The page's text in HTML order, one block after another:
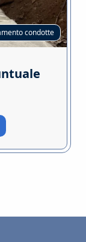
condotte